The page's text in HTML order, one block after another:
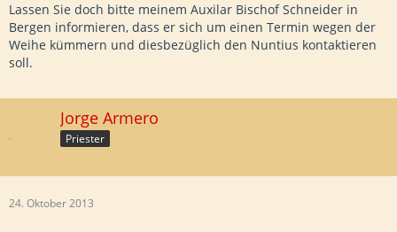
Lassen Sie doch bitte meinem Auxilar Bischof Schneider in
Bergen informieren, dass er sich um einen Termin wegen der
Weihe kümmern und diesbezüglich den Nuntius kontaktieren
soll.
Jorge Armero
Priester
24. Oktober 2013